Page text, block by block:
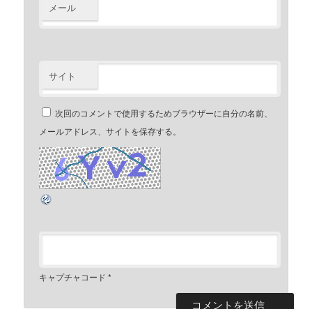
メール
サイト
次回のコメントで使用するためブラウザーに自分の名前、
メールアドレス、サイトを保存する。
キャプチャコード *